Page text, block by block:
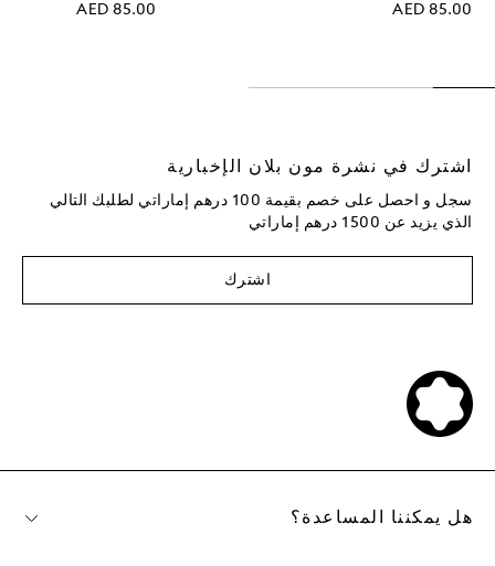
AED 85.00
AED 85.00
اشترك في نشرة مون بلان الإخبارية
سجل و احصل على خصم بقيمة 100 درهم إماراتي لطلبك التالي
الذي يزيد عن 1500 درهم إماراتي
اشترك
هل يمكننا المساعدة؟